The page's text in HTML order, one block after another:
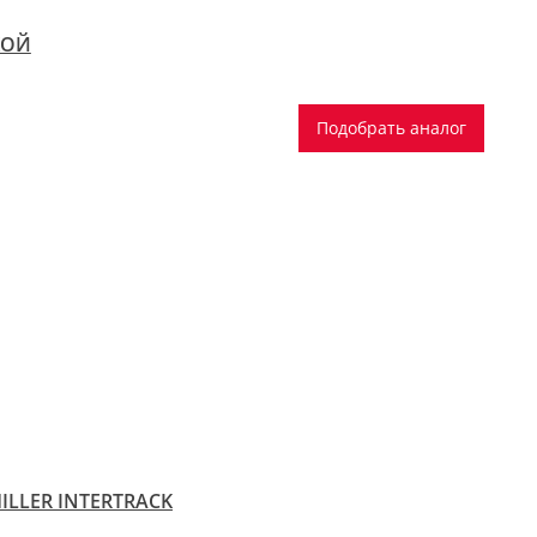
Подобрать аналог
INTERTRACK